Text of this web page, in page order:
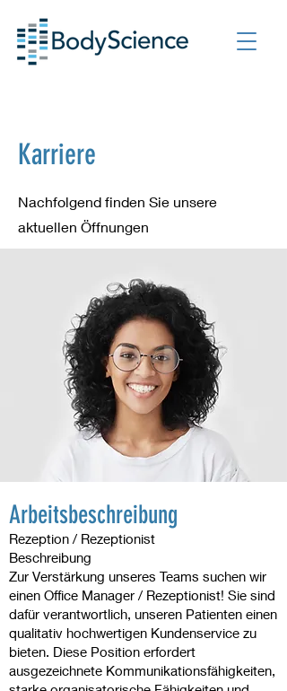
Karriere
Nachfolgend finden Sie unsere
aktuellen Öffnungen
Arbeitsbeschreibung
Rezeption / Rezeptionist
Beschreibung
Zur Verstärkung unseres Teams suchen wir
einen Office Manager / Rezeptionist! Sie sind
dafür verantwortlich, unseren Patienten einen
qualitativ hochwertigen Kundenservice zu
bieten. Diese Position erfordert
ausgezeichnete Kommunikationsfähigkeiten,